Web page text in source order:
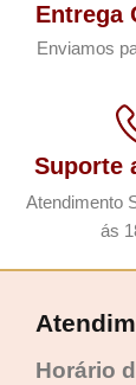
R$
6x
Entrega
Enviamos
Suporte
Atendimento
ás
Horário